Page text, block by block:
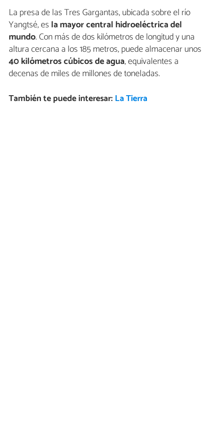
La presa de las Tres Gargantas, ubicada sobre el río
Yangtsé, es la mayor central hidroeléctrica del
mundo. Con más de dos kilómetros de longitud y una
altura cercana a los 185 metros, puede almacenar unos
40 kilómetros cúbicos de agua, equivalentes a
decenas de miles de millones de toneladas.
También te puede interesar: La Tierra